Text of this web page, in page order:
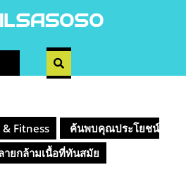
Open
Fitness
ค้นพบคุณประโยชน์
ายกล้ามเนื้อที่ทันสมัย